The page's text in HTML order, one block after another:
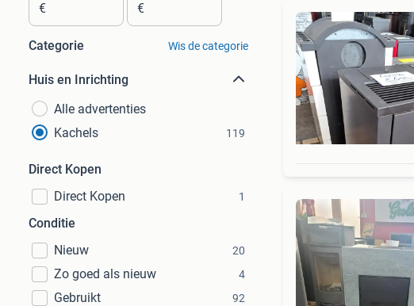
€ €
Categorie Wis de categorie
Huis en Inrichting
Alle advertenties
Kachels
119
Direct Kopen
Direct Kopen
1
Conditie
Nieuw
20
Zo goed als nieuw 4
Gebruikt 92